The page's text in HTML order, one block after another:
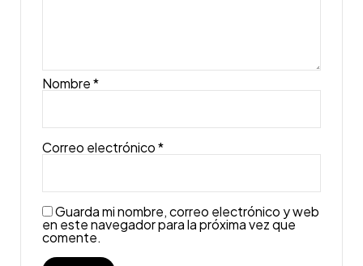
Nombre*
Correo electrónico*
Guarda mi nombre, correo electrónico y web
en este navegador para la próxima vez que
comente.